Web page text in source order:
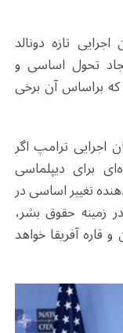
تازه دونالد
تحول اساسی و
براساس آن برخی
ترامپ اگر
برای دیپلماسی
تغییر اساسی در
زمینه حقوق بشر،
قاره آفریقا خواهد